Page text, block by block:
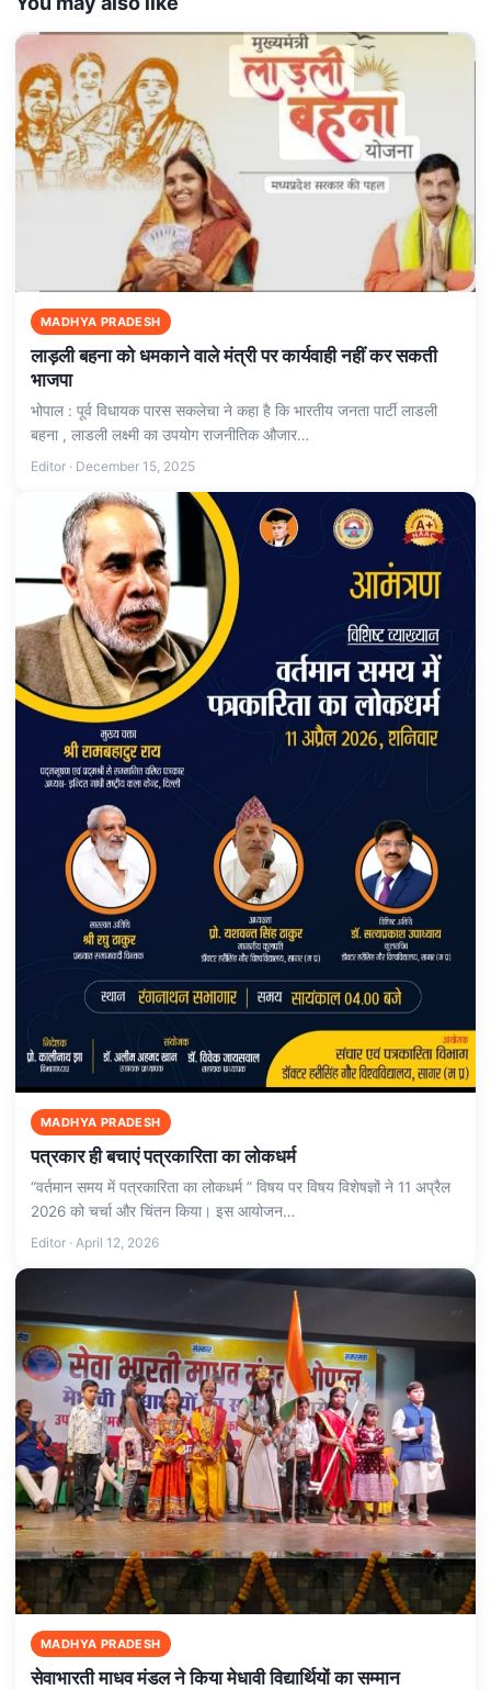
MADHYA PRADESH
लाड़ली बहना को धमकाने वाले मंत्री पर कार्यवाही नहीं कर सकती
भाजपा
भोपाल : पूर्व विधायक पारस सकलेचा ने कहा है कि भारतीय जनता पार्टी लाडली
बहना , लाडली लक्ष्मी का उपयोग राजनीतिक औजार…
Editor · December 15, 2025
MADHYA PRADESH
पत्रकार ही बचाएं पत्रकारिता का लोकधर्म
“वर्तमान समय में पत्रकारिता का लोकधर्म ” विषय पर विषय विशेषज्ञों ने 11 अप्रैल
2026 को चर्चा और चिंतन किया। इस आयोजन…
Editor · April 12, 2026
MADHYA PRADESH
सेवाभारती माधव मंडल ने किया मेधावी विद्यार्थियों का सम्मान